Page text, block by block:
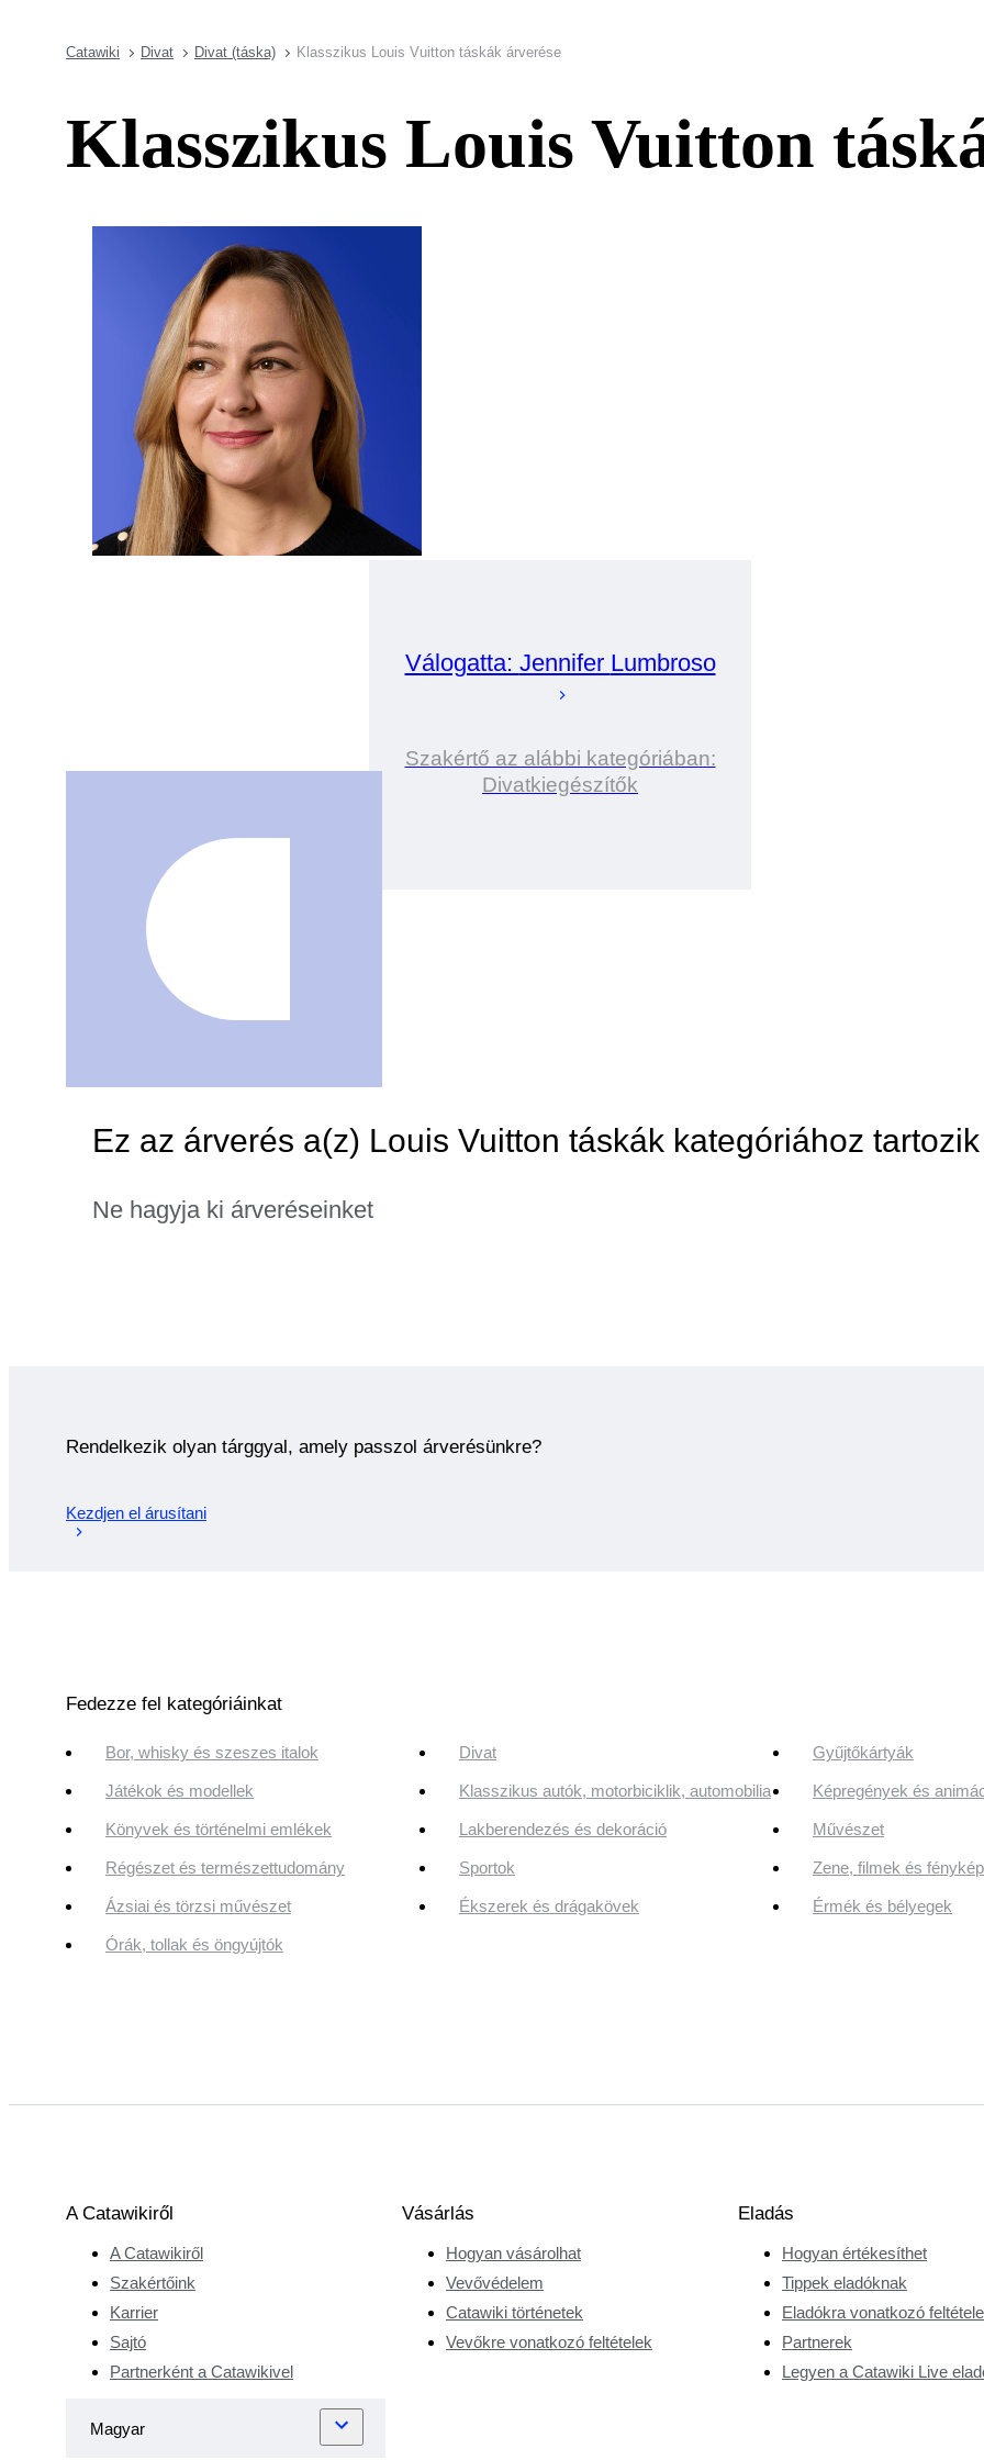
Catawiki Divat Divat (táska) Klasszikus Louis Vuitton táskák árverése
Klasszikus Louis Vuitton
Válogatta: Jennifer Lumbroso
Szakértő az alábbi kategóriában:
Divatkiegészítők
Ez az árverés a(z) Louis Vuitton táskák kategóriához tartozik
Ne hagyja ki árveréseinket
Rendelkezik olyan tárggyal, amely passzol árverésünkre?
Kezdjen el árusítani
Fedezze fel kategóriáinkat
Bor, whisky és szeszes italok Divat Gyűjtőkártyák
Játékok és modellek Klasszikus autók, motorbiciklik, automobilia Képregények és
Könyvek és történelmi emlékek Lakberendezés és dekoráció Művészet
Régészet és természettudomány Sportok Zene, filmek és
Ázsiai és törzsi művészet Ékszerek és drágakövek Érmék és bélyegek
Órák, tollak és öngyújtók
A Catawikiről
A Catawikiről
Szakértőink
Karrier
Sajtó
Partnerként a Catawikivel
Vásárlás
Hogyan vásárolhat
Vevővédelem
Catawiki történetek
Vevőkre vonatkozó feltételek
Eladás
Hogyan értékesíthet
Tippek eladóknak
Eladókra vonatkozó
Partnerek
Legyen a Catawiki Live